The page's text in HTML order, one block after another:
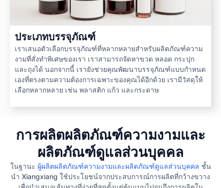
ประเภทบรรจุภัณฑ์
เราเสนอตัวเลือกบรรจุภัณฑ์ที่หลากหลายสำหรับผลิตภัณฑ์ความ
งามที่สั่งทำพิเศษของเรา เราสามารถจัดหาขวด หลอด กระปุก
และถุงได้ นอกจากนี้ เรายังช่วยคุณพัฒนาบรรจุภัณฑ์แบบกำหนด
เองที่ตรงตามความต้องการเฉพาะของคุณได้อีกด้วย เรามีวัสดุให้
เลือกหลากหลาย เช่น พลาสติก แก้ว และกระดาษ
การผลิตผลิตภัณฑ์ความงามและ
ผลิตภัณฑ์ดูแลส่วนบุคคล
ในฐานะ ผู้ผลิตผลิตภัณฑ์ความงามและผลิตภัณฑ์ดูแลส่วนบุคคล ชั้น
นำ Xiangxiang ใช้ประโยชน์จากประสบการณ์การผลิตที่กว้างขวาง